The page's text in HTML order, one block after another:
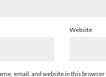
Website
email, and website in this